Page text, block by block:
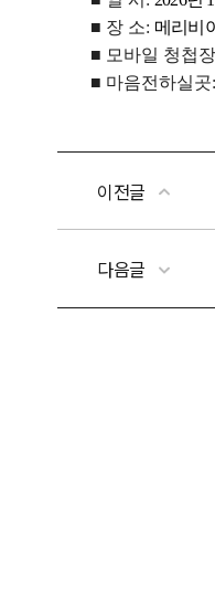
이전글
다음글